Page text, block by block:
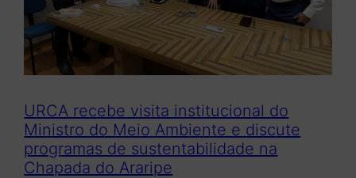
URCA recebe visita institucional do
Ministro do Meio Ambiente e discute
programas de sustentabilidade na
Chapada do Araripe